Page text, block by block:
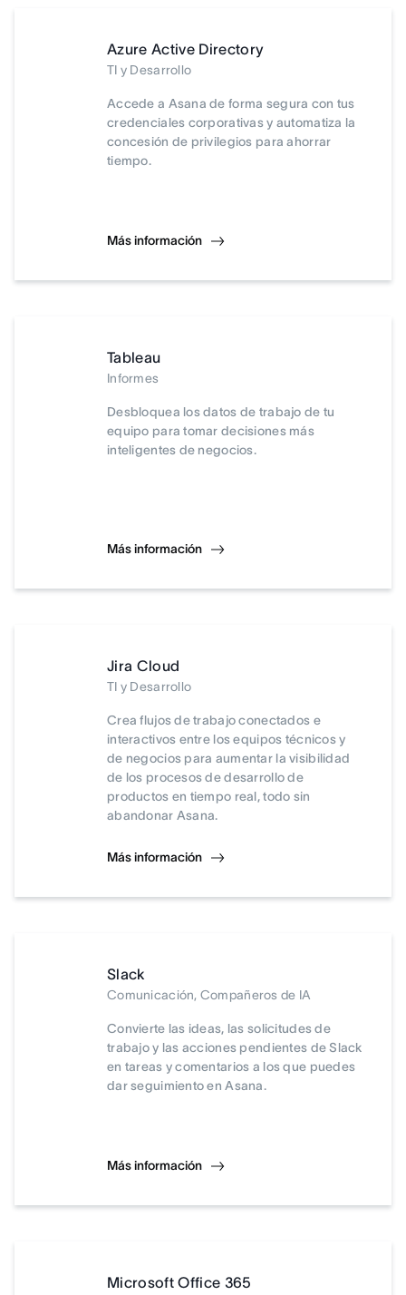
Azure Active Directory
TI y Desarrollo
Accede a Asana de forma segura con tus
credenciales corporativas y automatiza la
concesión de privilegios para ahorrar
tiempo.
Más información
Tableau
Informes
Desbloquea los datos de trabajo de tu
equipo para tomar decisiones más
inteligentes de negocios.
Más información
Jira Cloud
TI y Desarrollo
Crea flujos de trabajo conectados e
interactivos entre los equipos técnicos y
de negocios para aumentar la visibilidad
de los procesos de desarrollo de
productos en tiempo real, todo sin
abandonar Asana.
Más información
Slack
Comunicación, Compañeros de IA
Convierte las ideas, las solicitudes de
trabajo y las acciones pendientes de Slack
en tareas y comentarios a los que puedes
dar seguimiento en Asana.
Más información
Microsoft Office 365